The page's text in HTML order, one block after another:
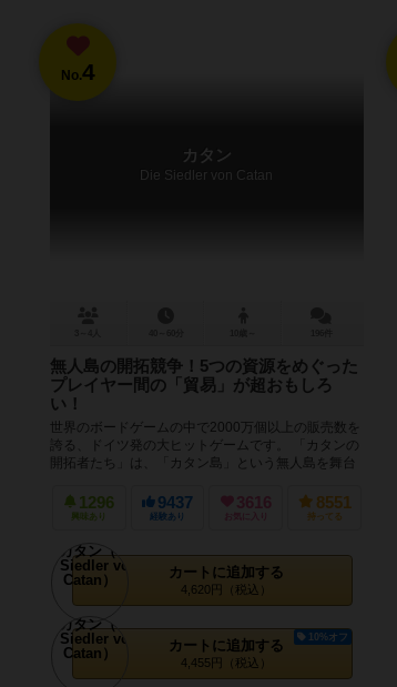
No.4
カタン
Die Siedler von Catan
無人島の開拓競争！5つの資源をめぐった
プレイヤー間の「貿易」が超おもしろ
い！
世界のボードゲームの中で2000万個以上の販売数を
誇る、ドイツ発の大ヒットゲームです。 「カタンの
開拓者たち」は、「カタン島」という無人島を舞台
1296
興味あり
9437
経験あり
3616
お気に入り
8551
持ってる
カートに追加する
4,620円（税込）
10%オフ
カートに追加する
4,455円（税込）